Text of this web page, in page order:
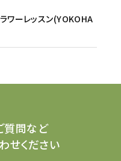
ワーレッスン(YOKOHA
質問など
せください